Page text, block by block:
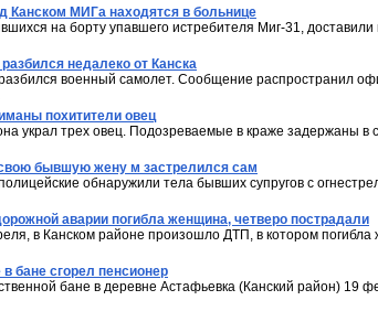
Канском МИГа находятся в больнице
на борту упавшего истребителя Миг-31,
недалеко от Канска
военный самолет. Сообщение распространил
похитители овец
украл трех овец. Подозреваемые в краже задержаны в
бывшую жену м застрелился сам
обнаружили тела бывших супругов с
аварии погибла женщина, четверо пострадали
в Канском районе произошло ДТП, в котором
бане сгорел пенсионер
бане в деревне Астафьевка (Канский район) 19